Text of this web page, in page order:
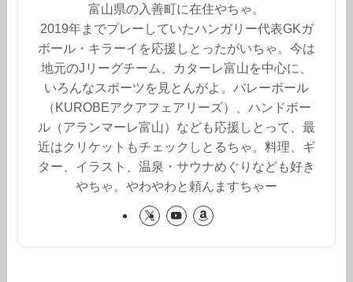
富山県の入善町に在住やちゃ。
2019年までプレーしていたハンガリー代表GKガ
ボール・キラーイを応援しとったがいちゃ。今は
地元のJリーグチーム、カターレ富山を中心に、
いろんなスポーツを見とんがよ。バレーボール
（KUROBEアクアフェアリーズ）、ハンドボー
ル（アランマーレ富山）なども応援しとって、最
近はクリケットもチェックしとるちゃ。料理、ギ
ター、イラスト、温泉・サウナめぐりなども好き
やちゃ。やわやわと頼んますちゃー